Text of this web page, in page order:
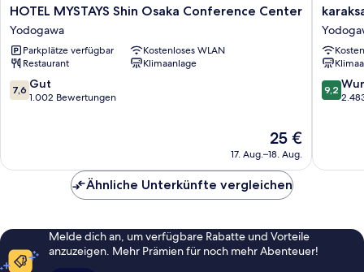
HOTEL
MYSTAYS
Shin
Osaka
Conference
Center
Yodogawa
HOTEL MYSTAYS Shin Osaka Conference Center
Yodogawa
Parkplätze verfügbar
Kostenloses WLAN
Restaurant
Klimaanlage
7.6
von
7,6 Gut
1.002 Bewertungen
Der
Preis
beträgt
25 €
25 €
17. Aug.–18. Aug.
karaksa
hotel
grande
Shin-
Osaka
Tower
9.2
von
9,2
Ähnliche Unterkünfte vergleichen
Melde dich an, um verfügbare Rabatte und Vorteile
anzuzeigen. Mehr Prämien für noch mehr Abenteuer!